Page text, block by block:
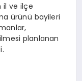
il ve ilçe
ürünü bayileri
planlanan